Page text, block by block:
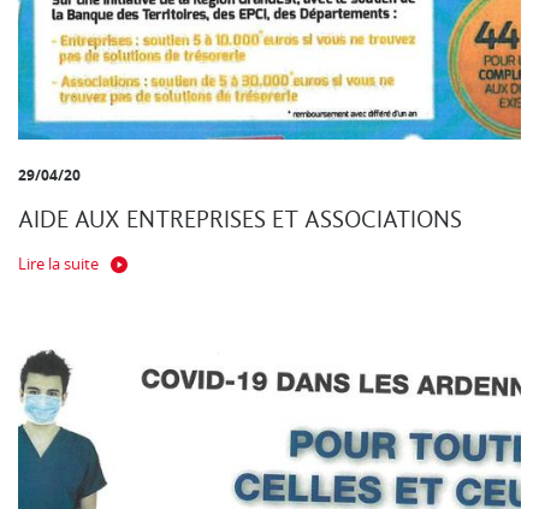
29/04/20
AIDE AUX ENTREPRISES ET ASSOCIATIONS
Lire la suite